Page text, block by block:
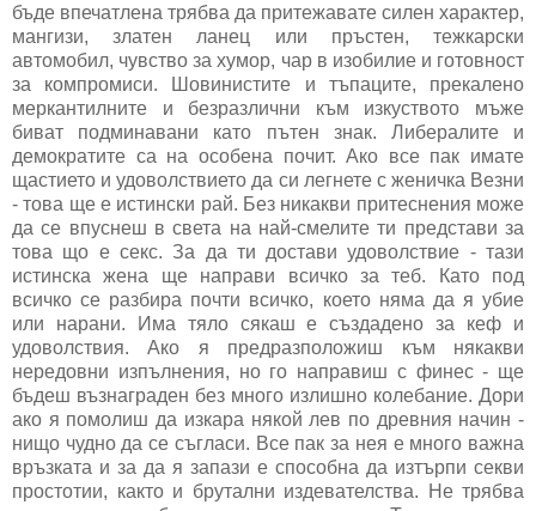
бъде впечатлена трябва да притежавате силен характер,
мангизи, златен ланец или пръстен, тежкарски
автомобил, чувство за хумор, чар в изобилие и готовност
за компромиси. Шовинистите и тъпаците, прекалено
меркантилните и безразлични към изкуството мъже
биват подминавани като пътен знак. Либералите и
демократите са на особена почит. Ако все пак имате
щастието и удоволствието да си легнете с женичка Везни
- това ще е истински рай. Без никакви притеснения може
да се впуснеш в света на най-смелите ти представи за
това що е секс. За да ти достави удоволствие - тази
истинска жена ще направи всичко за теб. Като под
всичко се разбира почти всичко, което няма да я убие
или нарани. Има тяло сякаш е създадено за кеф и
удоволствия. Ако я предразположиш към някакви
нередовни изпълнения, но го направиш с финес - ще
бъдеш възнаграден без много излишно колебание. Дори
ако я помолиш да изкара някой лев по древния начин -
нищо чудно да се съгласи. Все пак за нея е много важна
връзката и за да я запази е способна да изтърпи секви
простотии, както и брутални издевателства. Не трябва